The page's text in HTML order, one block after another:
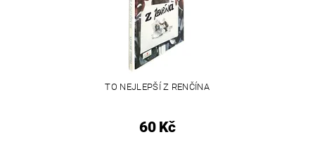
TO NEJLEPŠÍ Z RENČÍNA
60 Kč